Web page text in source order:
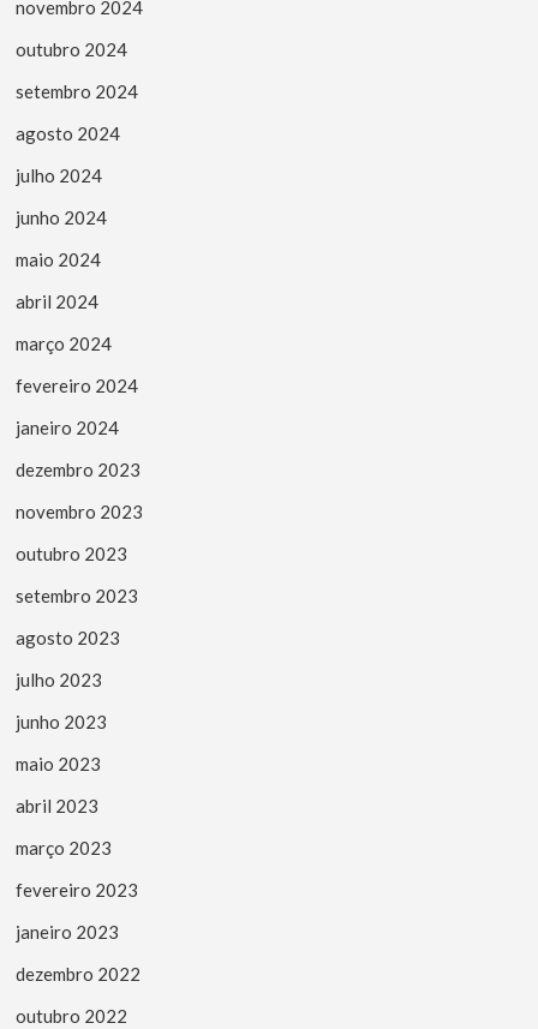
novembro 2024
outubro 2024
setembro 2024
agosto 2024
julho 2024
junho 2024
maio 2024
abril 2024
março 2024
fevereiro 2024
janeiro 2024
dezembro 2023
novembro 2023
outubro 2023
setembro 2023
agosto 2023
julho 2023
junho 2023
maio 2023
abril 2023
março 2023
fevereiro 2023
janeiro 2023
dezembro 2022
outubro 2022